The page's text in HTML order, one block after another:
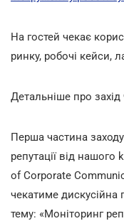
На гостей чекає
ринку, робочі кейси,
Детальніше про захід
Перша частина
репутації від нашого
of Corporate
чекатиме дискусійна
тему: «Моніторинг